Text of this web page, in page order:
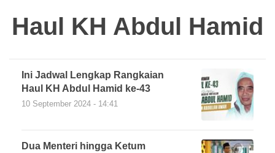
Haul KH Abdul Hamid
Ini Jadwal Lengkap Rangkaian
Haul KH Abdul Hamid ke-43
10 September 2024 - 14:41
Dua Menteri hingga Ketum